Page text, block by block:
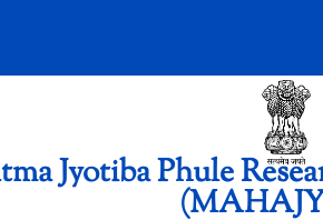
Jyotiba Phule